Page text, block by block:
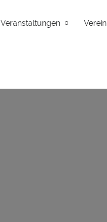
Veranstaltungen Verein